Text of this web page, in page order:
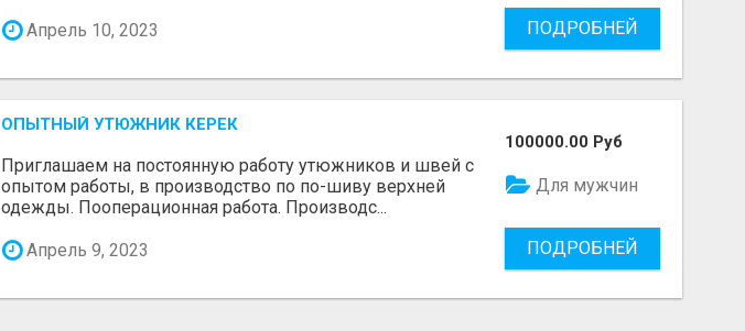
Апрель 10, 2023 ПОДРОБНЕЙ
ОПЫТНЫЙ УТЮЖНИК КЕРЕК
Приглашаем на постоянную работу утюжников и швей с
опытом работы, в производство по по-шиву верхней
одежды. Пооперационная работа. Производс...
Апрель 9, 2023
100000.00 Руб
Для мужчин
ПОДРОБНЕЙ